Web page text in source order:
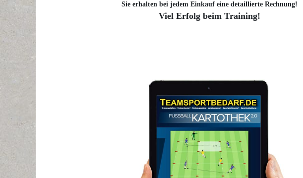
Sie erhalten bei jedem Einkauf eine detaillierte Rechnung!
Viel Erfolg beim Training!